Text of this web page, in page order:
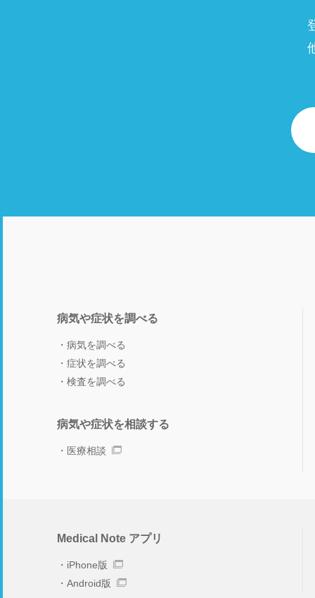
病気や症状を調べる
病気を調べる
症状を調べる
検査を調べる
病気や症状を相談する
医療相談
Medical Note アプリ
iPhone版
Android版